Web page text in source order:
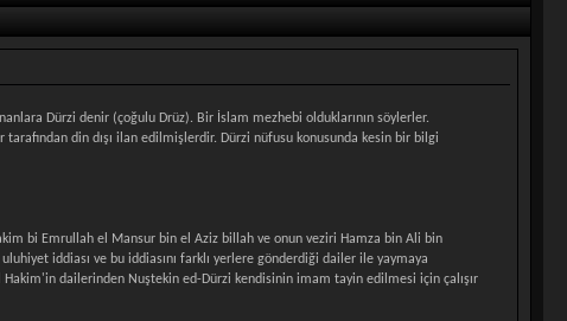
din dışı ilan edilmişlerdir. Dürzi nüfusu konusunda kesin bir bilgi
bi Emrullah el Mansur bin el Aziz billah ve onun veziri Hamza bin Ali bin
iddiası ve bu iddiasını farklı yerlere gönderdiği dailer ile yaymaya
Hakim'in dailerinden Nuştekin ed-Dürzi kendisinin imam tayin edilmesi için çalışır